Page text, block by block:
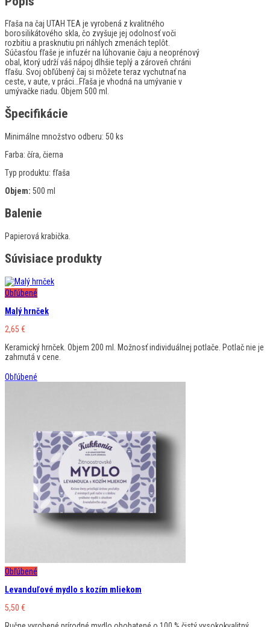
Fľaša na čaj UTAH TEA je vyrobená z kvalitného
borosilikátového skla, čo zvyšuje jej odolnosť voči
rozbitiu a prasknutiu pri náhlych zmenách teplôt.
Súčasťou fľaše je infuzér na lúhovanie čaju a neoprénový
obal, ktorý udrží váš nápoj dlhšie teplý a zároveň chráni
fľašu. Svoj obľúbený čaj si môžete teraz vychutnať na
ceste, v aute, v práci…Fľaša je vhodná na umývanie v
umývačke riadu. Objem 500 ml.
Špecifikácie
Minimálne množstvo odberu: 50 ks
Farba: číra, čierna
Typ produktu: fľaša
Objem: 500 ml
Balenie
Papierová krabička.
Súvisiace produkty
Obľúbené
Malý hrnček
2,65 €
Keramický hrnček. Objem 200 ml. Možnosť individuálnej potlače. Potlač nie je
zahrnutá v cene.
Obľúbené
Obľúbené
Levanduľové mydlo s kozím mliekom
5,50 €